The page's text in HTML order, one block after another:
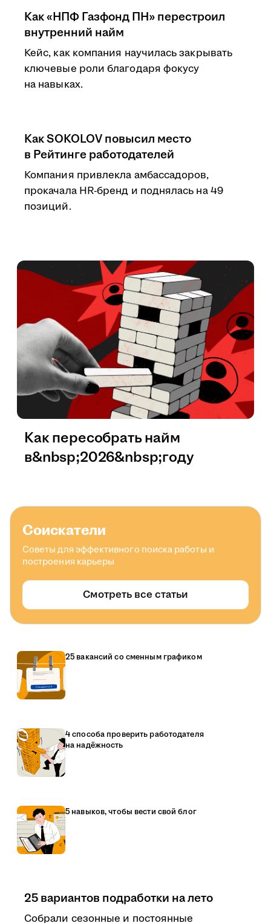
Как «НПФ Газфонд ПН» перестроил
внутренний найм
Кейс, как компания научилась закрывать
ключевые роли благодаря фокусу
на навыках.
Как SOKOLOV повысил место
в Рейтинге работодателей
Компания привлекла амбассадоров,
прокачала HR-бренд и поднялась на 49
позиций.
Как пересобрать найм
в&nbsp;2026&nbsp;году
Соискатели
Советы для эффективного поиска работы и
построения карьеры
Смотреть все статьи
25 вакансий со сменным графиком
4 способа проверить работодателя
на надёжность
5 навыков, чтобы вести свой блог
25 вариантов подработки на лето
Собрали сезонные и постоянные